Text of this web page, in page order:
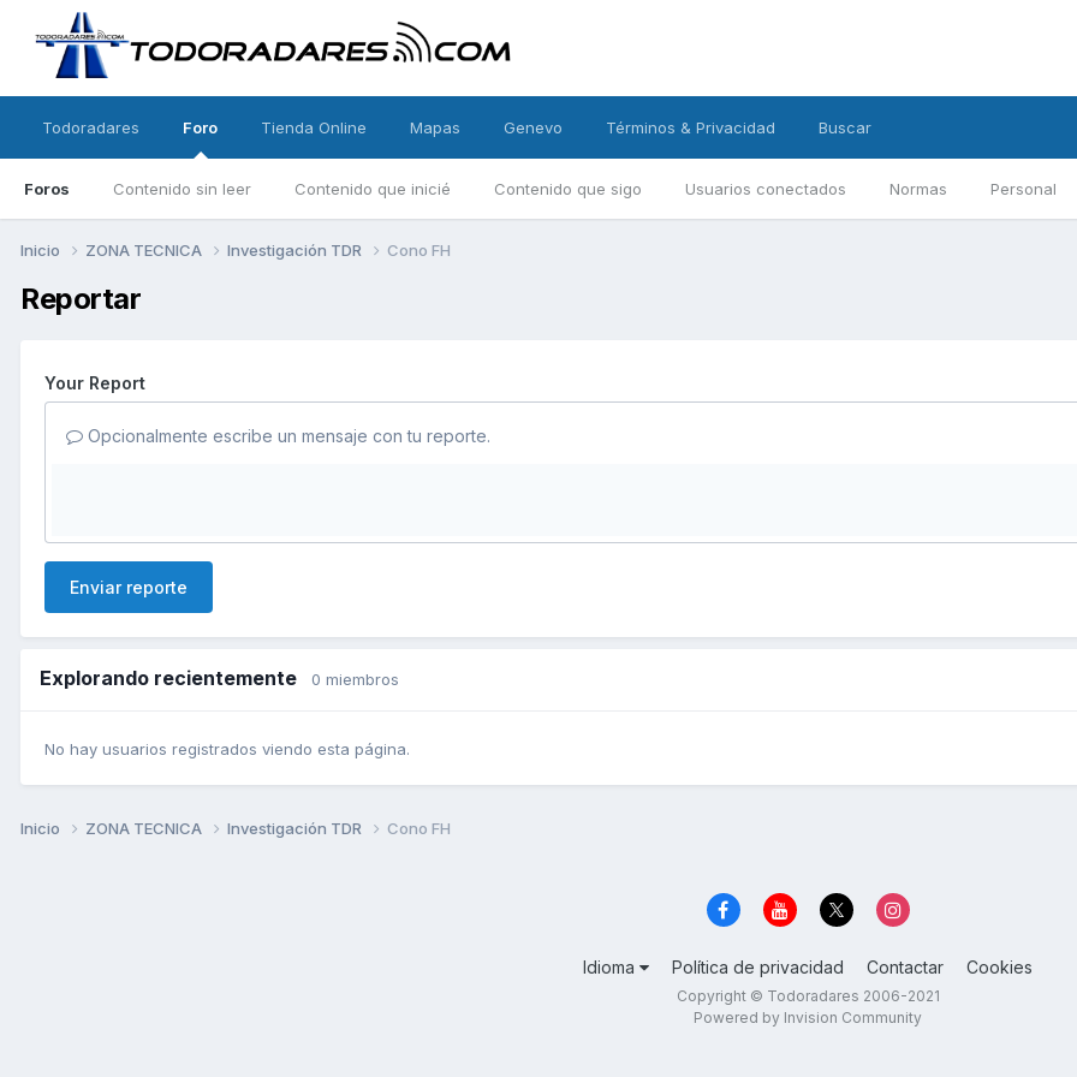
Todoradares Foro
Foros Contenido sin leer Contenido que inicié Contenido que sigo Usuarios conectados Normas Personal
Tienda Online Mapas Genevo Términos & Privacidad Buscar
Inicio ZONA TECNICA Investigación TDR Cono FH
Reportar
Your Report
Opcionalmente escribe un mensaje con tu reporte.
Enviar reporte
Explorando recientemente 0 miembros
No hay usuarios registrados viendo esta página.
Inicio ZONA TECNICA Investigación TDR Cono FH
Idioma Política de privacidad Contactar Cookies
Copyright © Todoradares 2006-2021
Powered by Invision Community